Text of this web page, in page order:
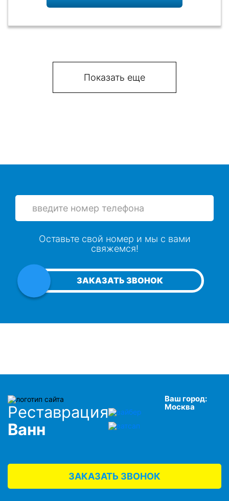
Показать еще
ЗАКАЗАТЬ ЗВОНОК
Оставьте свой номер и мы с вами
свяжемся!
Реставрация
Ванн
Ваш город:
Москва
ЗАКАЗАТЬ ЗВОНОК